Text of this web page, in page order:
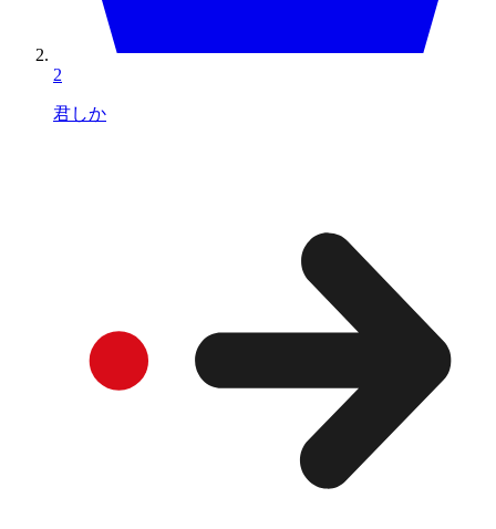
2
君しか